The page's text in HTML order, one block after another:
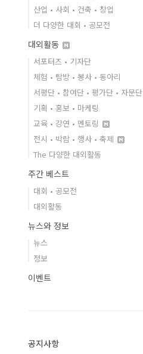
산업 • 사회 • 건축 • 창업
더 다양한 대회 • 공모전
대외활동
서포터즈 • 기자단
체험 • 탐방 • 봉사 • 동아리
서평단 • 참여단 • 평가단 • 자문단
기획 • 홍보 • 마케팅
교육 • 강연 • 멘토링
전시 • 박람 • 행사 • 축제
The 다양한 대외활동
주간 베스트
대회 • 공모전
대외활동
뉴스와 정보
뉴스
정보
이벤트
공지사항